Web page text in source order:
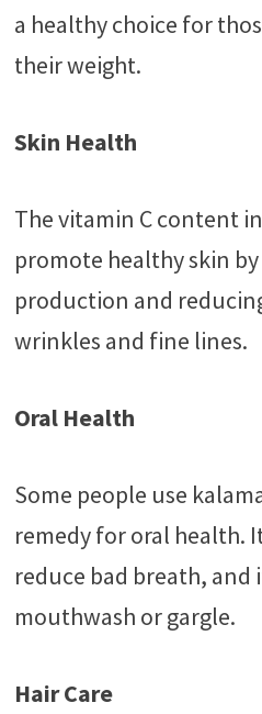
a healthy choice for
their weight.
Skin Health
The vitamin C content
promote healthy skin
production and
wrinkles and fine lines.
Oral Health
Some people use
remedy for oral health.
reduce bad breath, and
mouthwash or gargle.
Hair Care